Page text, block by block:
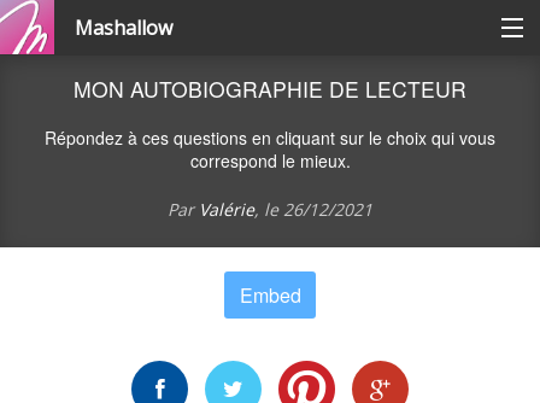
Mashallow
Catégories
Se connecter / s'inscrire
Créer un quizz
MON AUTOBIOGRAPHIE DE LECTEUR
Répondez à ces questions en cliquant sur le choix qui vous
correspond le mieux.
Par Valérie, le26/12/2021
Embed